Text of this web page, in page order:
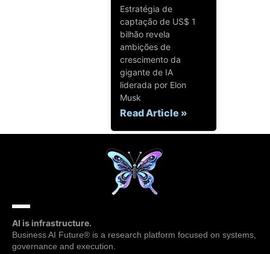
Estratégia de
captação de US$ 1
bilhão revela
ambições de
crescimento da
gigante de IA
liderada por Elon
Musk
Read Article »
AI is infrastructure.
Business AI Future® is a research platform focused on systems,
governance and execution.